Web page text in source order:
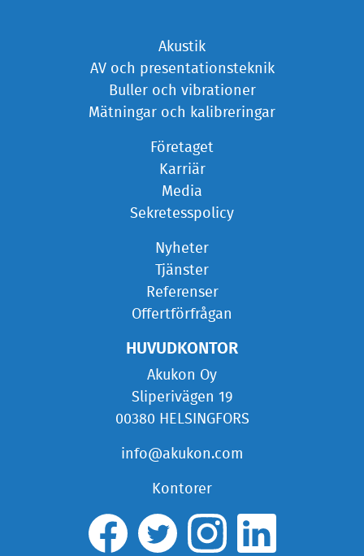
Akustik
AV och presentationsteknik
Buller och vibrationer
Mätningar och kalibreringar
Företaget
Karriär
Media
Sekretesspolicy
Nyheter
Tjänster
Referenser
Offertförfrågan
HUVUDKONTOR
Akukon Oy
Sliperivägen 19
00380 HELSINGFORS
info@akukon.com
Kontorer